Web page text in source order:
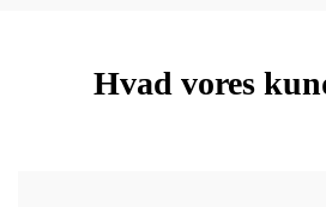
Hvad vores